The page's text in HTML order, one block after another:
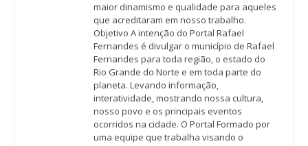
maior dinamismo e qualidade para aqueles
que acreditaram em nosso trabalho.
Objetivo A intenção do Portal Rafael
Fernandes é divulgar o município de Rafael
Fernandes para toda região, o estado do
Rio Grande do Norte e em toda parte do
planeta. Levando informação,
interatividade, mostrando nossa cultura,
nosso povo e os principais eventos
ocorridos na cidade. O Portal Formado por
uma equipe que trabalha visando o